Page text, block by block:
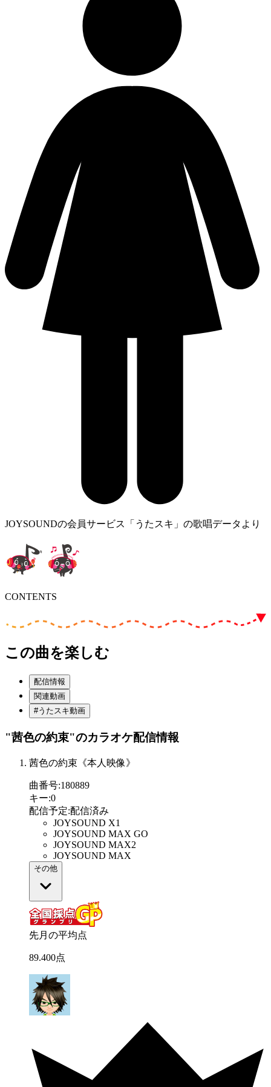
JOYSOUNDの会員サービス「うたスキ」の歌唱データより
CONTENTS
この曲を楽しむ
配信情報
関連動画
#うたスキ動画
"茜色の約束"のカラオケ配信情報
茜色の約束《本人映像》
曲番号:180889
キー:0
配信予定:配信済み
JOYSOUND X1
JOYSOUND MAX GO
JOYSOUND MAX2
JOYSOUND MAX
その他
先月の平均点
89.400点